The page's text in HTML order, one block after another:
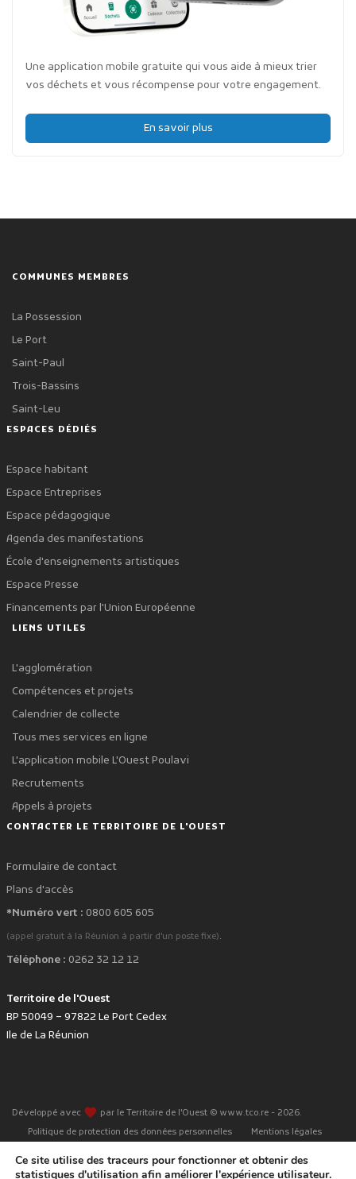
Une application mobile gratuite qui vous aide à mieux trier
vos déchets et vous récompense pour votre engagement.
En savoir plus
COMMUNES MEMBRES
La Possession
Le Port
Saint-Paul
Trois-Bassins
Saint-Leu
ESPACES DÉDIÉS
Espace habitant
Espace Entreprises
Espace pédagogique
Agenda des manifestations
École d'enseignements artistiques
Espace Presse
Financements par l'Union Européenne
LIENS UTILES
L'agglomération
Compétences et projets
Calendrier de collecte
Tous mes services en ligne
L'application mobile L'Ouest Poulavi
Recrutements
Appels à projets
CONTACTER LE TERRITOIRE DE L'OUEST
Formulaire de contact
Plans d'accès
*Numéro vert : 0800 605 605
(appel gratuit à la Réunion à partir d'un poste fixe).
Téléphone : 0262 32 12 12
Territoire de l'Ouest
BP 50049 – 97822 Le Port Cedex
Ile de La Réunion
Développé avec favorite par le Territoire de l'Ouest © www.tco.re - 2026.
Politique de protection des données personnelles
Mentions légales
Ce site utilise des traceurs pour fonctionner et obtenir des
statistiques d'utilisation afin améliorer l'expérience utilisateur.